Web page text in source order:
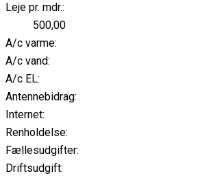
Leje pr. mdr.:
500,00
A/c varme:
A/c vand:
A/c EL:
Antennebidrag:
Internet:
Renholdelse:
Fællesudgifter:
Driftsudgift: